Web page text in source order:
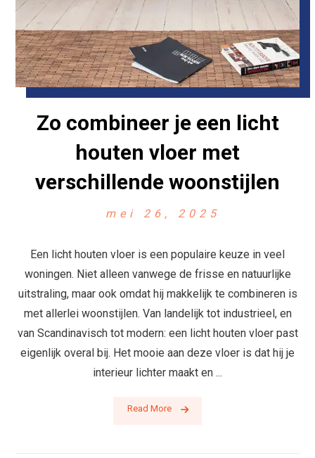
Zo combineer je een licht
houten vloer met
verschillende woonstijlen
mei 26, 2025
Een licht houten vloer is een populaire keuze in veel
woningen. Niet alleen vanwege de frisse en natuurlijke
uitstraling, maar ook omdat hij makkelijk te combineren is
met allerlei woonstijlen. Van landelijk tot industrieel, en
van Scandinavisch tot modern: een licht houten vloer past
eigenlijk overal bij. Het mooie aan deze vloer is dat hij je
interieur lichter maakt en ...
Read More